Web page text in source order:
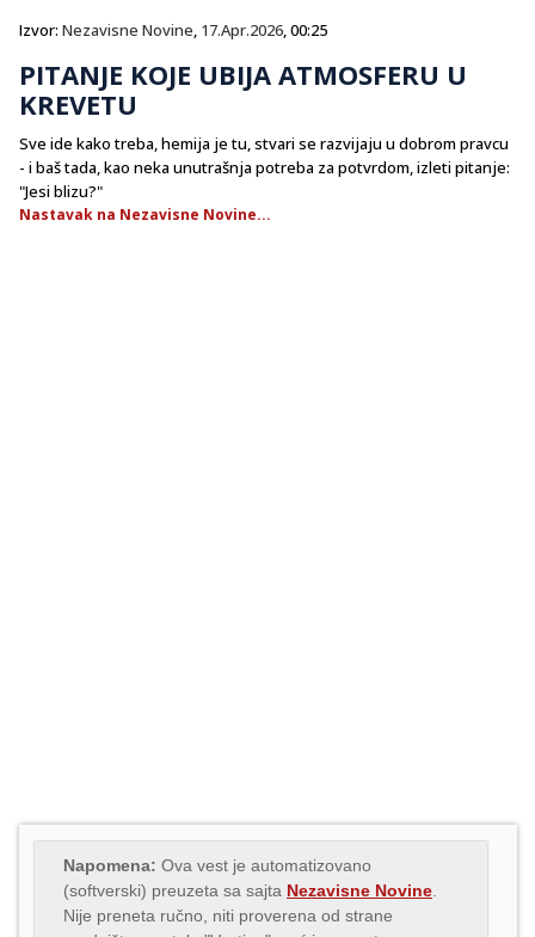
Izvor: Nezavisne Novine, 17.Apr.2026, 00:25
PITANJE KOJE UBIJA ATMOSFERU U
KREVETU
Sve ide kako treba, hemija je tu, stvari se razvijaju u dobrom pravcu
- i baš tada, kao neka unutrašnja potreba za potvrdom, izleti pitanje:
"Jesi blizu?"
Nastavak na Nezavisne Novine...
Napomena: Ova vest je automatizovano
(softverski) preuzeta sa sajta Nezavisne Novine
Nije preneta ručno, niti proverena od strane